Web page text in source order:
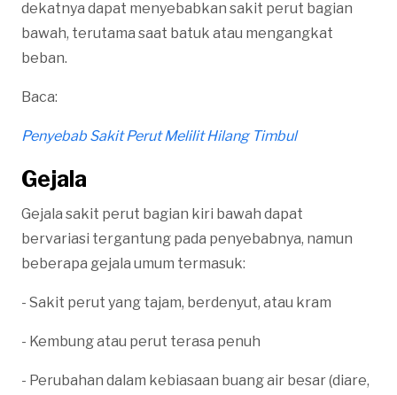
dekatnya dapat menyebabkan sakit perut bagian
bawah, terutama saat batuk atau mengangkat
beban.
Baca:
Penyebab Sakit Perut Melilit Hilang Timbul
Gejala
Gejala sakit perut bagian kiri bawah dapat
bervariasi tergantung pada penyebabnya, namun
beberapa gejala umum termasuk:
- Sakit perut yang tajam, berdenyut, atau kram
- Kembung atau perut terasa penuh
- Perubahan dalam kebiasaan buang air besar (diare,